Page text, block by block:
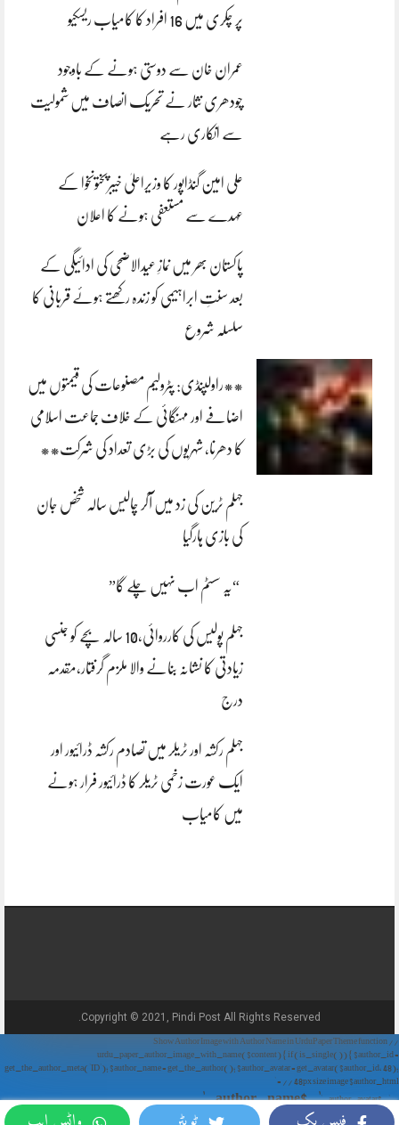
پر چکری میں 16 افراد کا کامیاب ریسکیو
عمران خان سے دوستی ہونے کے باوجود
چودھری نثار نے تحریک انصاف میں شمولیت
سے انکاری رہے
علی امین گنڈاپور کا وزیراعلیٰ خیبرپختونخوا کے
عہدے سے مستعفی ہونے کا اعلان
پاکستان بھر میں نمازِ عیدالاضحی کی ادائیگی کے
بعد سنتِ ابراہیمی کو زندہ رکھتے ہوئے قربانی کا
سلسلہ شروع
**راولپنڈی: پٹرولیم مصنوعات کی قیمتوں میں
اضافے اور مہنگائی کے خلاف جماعت اسلامی
کا دھرنا، شہریوں کی بڑی تعداد کی شرکت**
جہلم ٹرین کی زد میں آکر چالیس سالہ شخص جان
کی بازی ہارگیا
“یہ سسٹم اب نہیں چلے گا”
جہلم پولیس کی کارروائی،10 سالہ بچے کو جنسی
زیادتی کا نشانہ بنانے والا ملزم گرفتار،مقدمہ
درج
جہلم رکشہ اور ٹریلر میں تصادم رکشہ ڈرائیور اور
ایک عورت زخمی ٹریلر کا ڈرائیور فرار ہونے
میں کامیاب
Copyright © 2021, Pindi Post All Rights Reserved.
// Show Author Image with Author Name in UrduPaper Theme function
urdu_paper_author_image_with_name($content) { if (is_single()) { $author_id =
get_the_author_meta('ID'); $author_name = get_the_author(); $author_avatar = get_avatar($author_id, 48);
// 48px size image $author_html = '
' . $author_avatar . '
' . $author_name . '